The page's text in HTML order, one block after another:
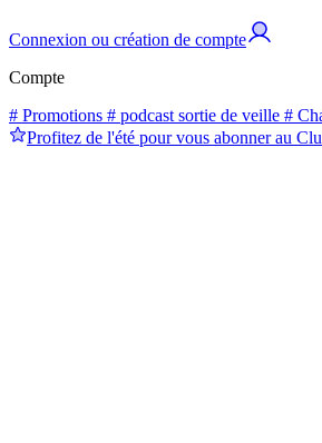
Connexion ou création de compte
Compte
# Promotions # podcast sortie de veille #
Profitez de l'été pour vous abonner au